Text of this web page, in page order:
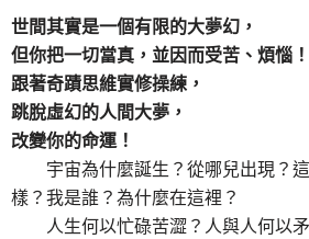
世間其實是一個有限的大夢幻，
但你把一切當真，並因而受苦、煩惱！
跟著奇蹟思維實修操練，
跳脫虛幻的人間大夢，
改變你的命運！
宇宙為什麼誕生？從哪兒出現？這
樣？我是誰？為什麼在這裡？
人生何以忙碌苦澀？人與人何以矛